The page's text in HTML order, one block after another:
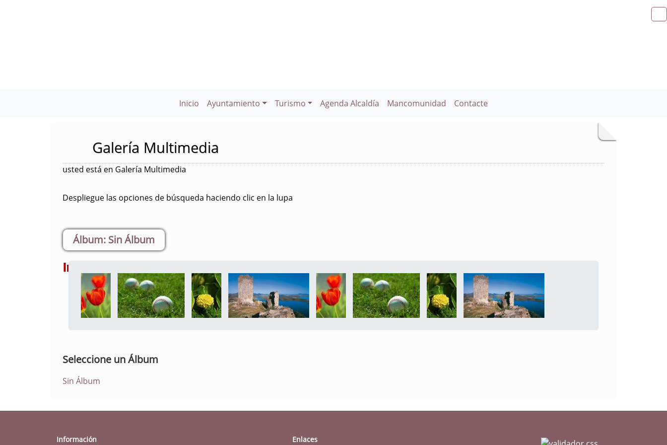
Inicio Ayuntamiento Turismo Agenda Alcaldía Mancomunidad Contacte
Galería Multimedia
usted está en Galería Multimedia
Despliegue las opciones de búsqueda haciendo clic en la lupa
Sin Álbum
Imágenes
Seleccione un Álbum
Sin Álbum
Información Enlaces